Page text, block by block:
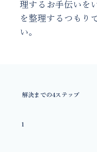
理するお手伝いを
を整理するつもり
い。
解決までの4ステップ
1